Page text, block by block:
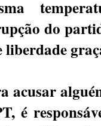
do
liberdade
acusar
é